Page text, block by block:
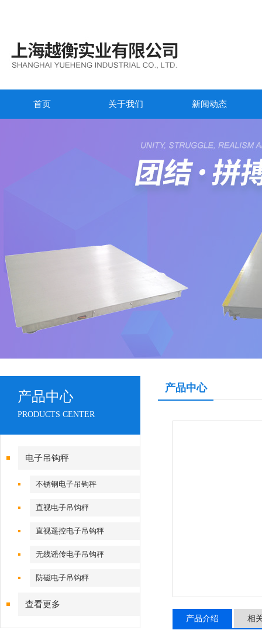
首页 关于我们 新闻动态
产品中心
PRODUCTS CENTER
电子吊钩秤
不锈钢电子吊钩秤
直视电子吊钩秤
直视遥控电子吊钩秤
无线谣传电子吊钩秤
防磁电子吊钩秤
查看更多
产品中心
产品介绍 相